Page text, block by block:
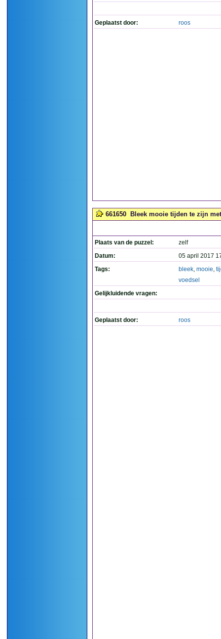
Geplaatst door: roos
661650 Bleek mooie tijden te zijn
Plaats van de puzzel:
zelf
Datum:
05 april 2017
Tags:
bleek, mooie,
voedsel
Gelijkluidende vragen:
Geplaatst door: roos